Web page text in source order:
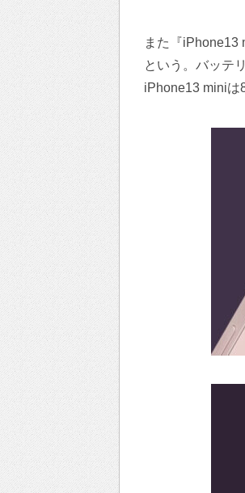
また『iPhone13
という。バッテ
iPhone13 miniは